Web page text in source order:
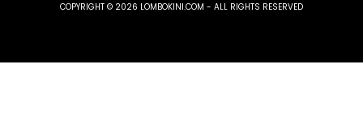
COPYRIGHT © 2026 LOMBOKINI.COM - ALL RIGHTS RESERVED